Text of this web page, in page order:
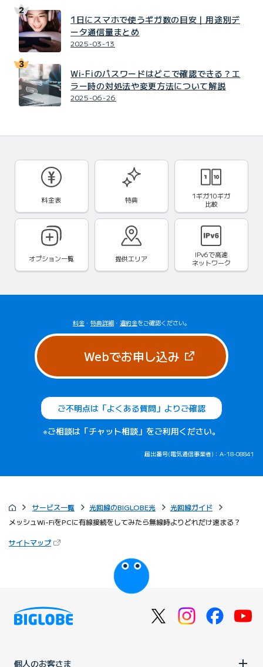
1日にスマホで使うギガ数の目安｜用途別デ
ータ通信量まとめ
2025-03-13
Wi-Fiのパスワードはどこで確認できる？エ
ラー時の対処法や変更方法について解説
2025-06-26
料金表 特典
1ギガ10ギガ
比較
オプション一覧 提供エリア IPv6で高速
ネットワーク
料金 ・ 特典詳細 ・ 違約金をご確認ください。
Webでお申し込み（新しいタブ
ご不明点は「よくある質問」よりご確認
※ご相談は「チャット相談」をご利用ください。
届出番号(電気通信事業者)：A-18-08841
サービス一覧 光回線のBIGLOBE光
光回線ガイド
メッシュWi-FiをPCに有線接続をしてみたら無線時よりどれだけ速まる？
サイトマップ（新しいタブで開きます）
びっぷるのページ
個人のお客さま